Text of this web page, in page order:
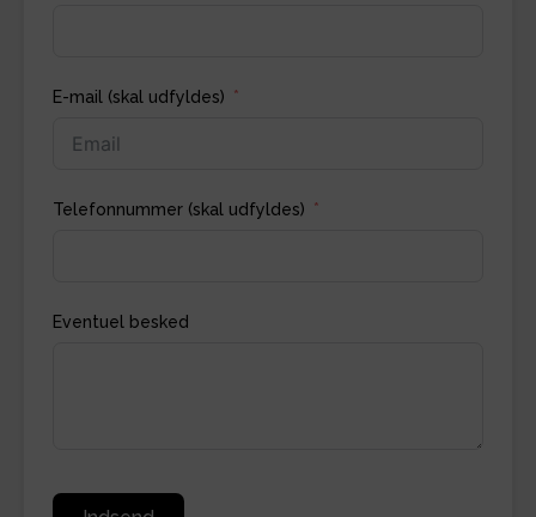
E-mail (skal udfyldes)
Telefonnummer (skal udfyldes)
Eventuel besked